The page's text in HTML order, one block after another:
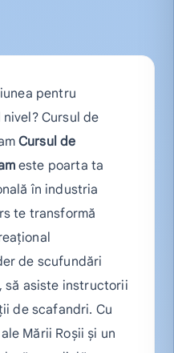
pentru
Cursul de
Cursul de
este poarta ta
în industria
te transformă
de scufundări
să asiste instructorii
de scafandri. Cu
Mării Roșii și un